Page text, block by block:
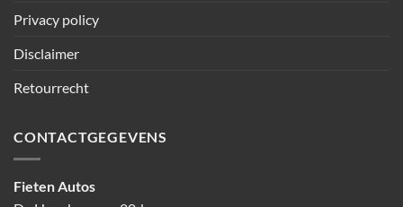
Privacy policy
Disclaimer
Retourrecht
CONTACTGEGEVENS
Fieten Autos